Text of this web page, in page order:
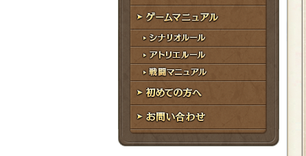
サイドストーリー
ゲームマニュアル
シナリオルール
アトリエルール
戦闘マニュアル
初めての方へ
お問い合わせ